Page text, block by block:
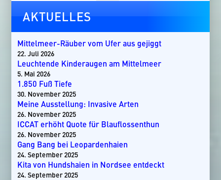
AKTUELLES
Mittelmeer-Räuber vom Ufer aus gejiggt
22. Juli 2026
Leuchtende Kinderaugen am Mittelmeer
5. Mai 2026
1.850 Fuß Tiefe
30. November 2025
Meine Ausstellung: Invasive Arten
26. November 2025
ICCAT erhöht Quote für Blauflossenthun
26. November 2025
Gang Bang bei Leopardenhaien
24. September 2025
Kita von Hundshaien in Nordsee entdeckt
24. September 2025